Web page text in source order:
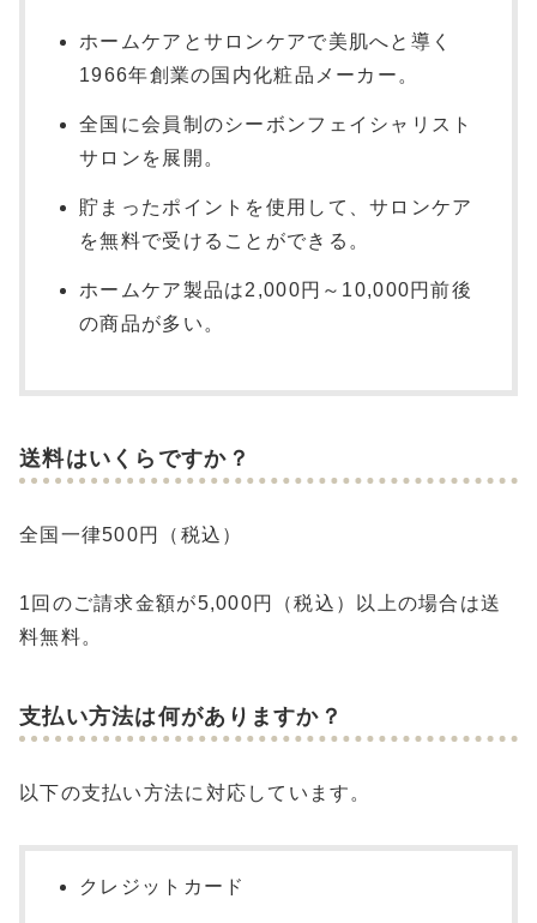
ホームケアとサロンケアで美肌へと導く
1966年創業の国内化粧品メーカー。
全国に会員制のシーボンフェイシャリスト
サロンを展開。
貯まったポイントを使用して、サロンケア
を無料で受けることができる。
ホームケア製品は2,000円～10,000円前後
の商品が多い。
送料はいくらですか？
全国一律500円（税込）
1回のご請求金額が5,000円（税込）以上の場合は送
料無料。
支払い方法は何がありますか？
以下の支払い方法に対応しています。
クレジットカード